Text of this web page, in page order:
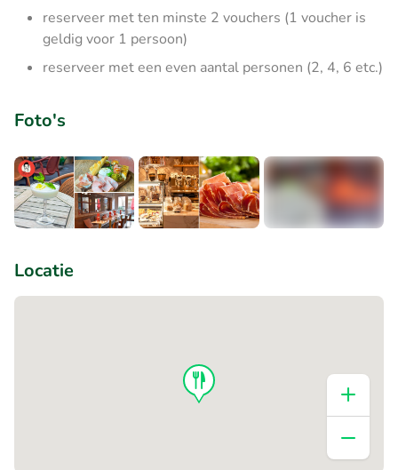
reserveer met ten minste 2 vouchers (1 voucher is
geldig voor 1 persoon)
reserveer met een even aantal personen (2, 4, 6 etc.)
Foto's
Locatie